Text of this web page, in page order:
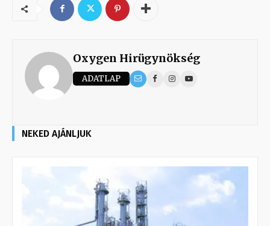
Oxygen Hirügynökség
ADATLAP
NEKED AJÁNLJUK